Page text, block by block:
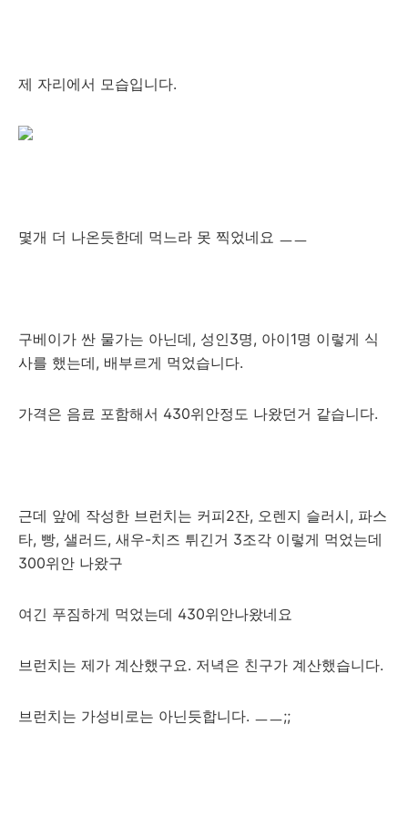
제 자리에서 모습입니다.
몇개 더 나온듯한데 먹느라 못 찍었네요 ㅡㅡ
구베이가 싼 물가는 아닌데, 성인3명, 아이1명 이렇게 식
사를 했는데, 배부르게 먹었습니다.
가격은 음료 포함해서 430위안정도 나왔던거 같습니다.
근데 앞에 작성한 브런치는 커피2잔, 오렌지 슬러시, 파스
타, 빵, 샐러드, 새우-치즈 튀긴거 3조각 이렇게 먹었는데
300위안 나왔구
여긴 푸짐하게 먹었는데 430위안나왔네요
브런치는 제가 계산했구요. 저녁은 친구가 계산했습니다.
브런치는 가성비로는 아닌듯합니다. ㅡㅡ;;